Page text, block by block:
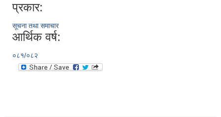
प्रकार:
सूचना तथा समाचार
आर्थिक वर्ष:
०८१/०८२